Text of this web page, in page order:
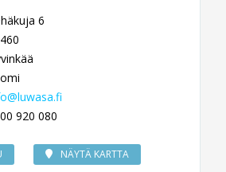
6
920 080
NÄYTÄ KARTTA